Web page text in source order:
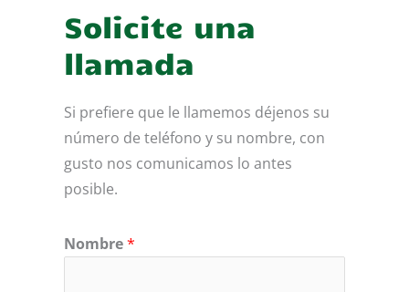
Solicite una
llamada
Si prefiere que le llamemos déjenos su
número de teléfono y su nombre, con
gusto nos comunicamos lo antes
posible.
Nombre*